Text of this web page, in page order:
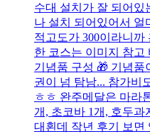
수대 설치가 잘 되어있
나 설치 되어있어서 얼
적고도가 300이라니까
한 코스는 이미지 참고
기념품 구성 🎁 기념품
권이 넘 탐남... 참가비
ㅎㅎ 완주메달은 마라
개, 초코바 1개, 호두과
대횐데 작년 후기 보